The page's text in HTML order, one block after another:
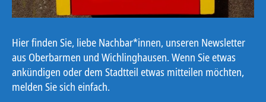
Hier finden Sie, liebe Nachbar*innen, unseren Newsletter
aus Oberbarmen und Wichlinghausen. Wenn Sie etwas
ankündigen oder dem Stadtteil etwas mitteilen möchten,
melden Sie sich einfach.